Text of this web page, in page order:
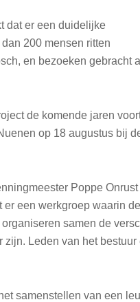
dat er een duidelijke
200 mensen ritten
en bezoeken gebracht
de komende jaren
op 18 augustus bij
Poppe
een werkgroep waarin
samen de
Leden van het
samenstellen van een